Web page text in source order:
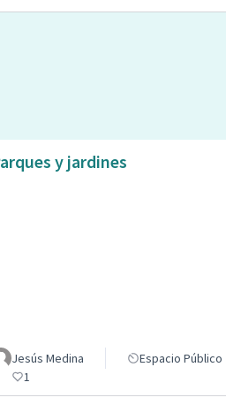
y jardines
Jesús Medina Espacio Público
1